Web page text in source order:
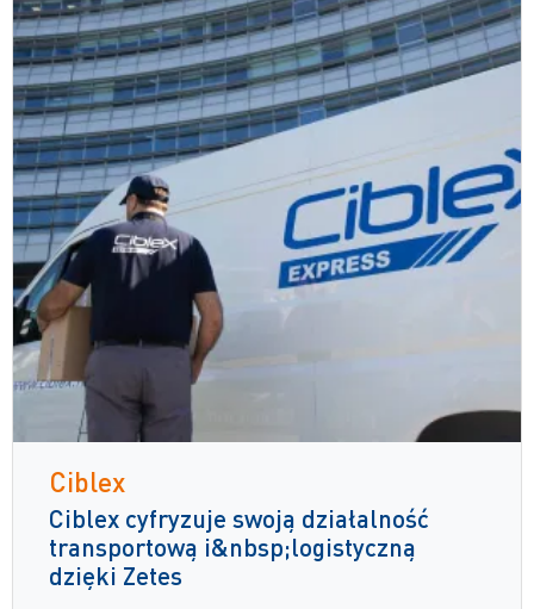
Ciblex
Ciblex cyfryzuje swoją działalność
transportową i&nbsp;logistyczną
dzięki Zetes